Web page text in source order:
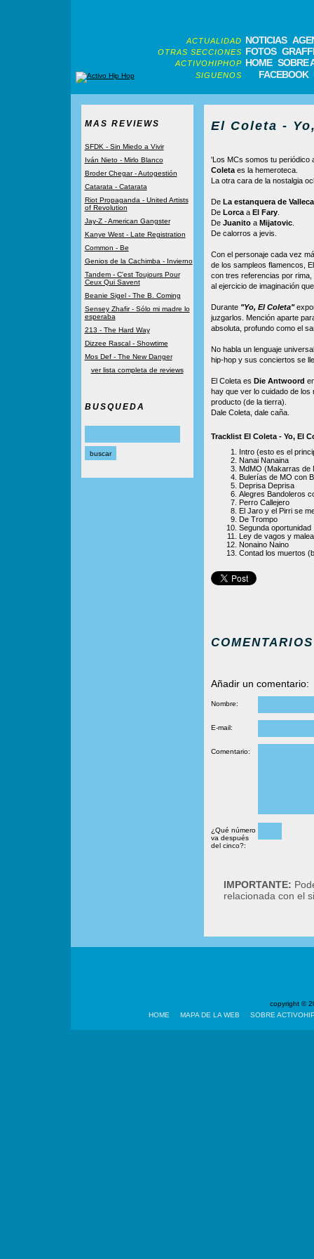
ACTUALIDAD NOTICIAS
OTRAS SECCIONES FOTOS
ACTIVOHIPHOP HOME SOBRE
SIGUENOS FACEBOOK
MAS REVIEWS
SFDK - Sin Miedo a Vivir
Iván Nieto - Mirlo Blanco
Broder Chegar - Autogestión
Catarata - Catarata
Riot Propaganda - United Artists
of Revolution
Jay-Z - American Gangster
Kanye West - Late Registration
Common - Be
Genios de la Cachimba - Invierno
Tandem - C'est Toujours Pour
Ceux Qui Savent
Beanie Sigel - The B. Coming
Sensey Zhafir - Sólo mi madre lo
esperaba
213 - The Hard Way
Dizzee Rascal - Showtime
Mos Def - The New Danger
ver lista completa de reviews
BUSQUEDA
El Coleta -
'Los MCs somos tu periódico
Coletaes la hemeroteca.
La otra cara de la nostalgia
De La estanquera de
De Lorcaa El Fary.
De Juanitoa Mijatovic.
De calorros a jevis.
Con el personaje cada vez
de los sampleos flamencos,
con tres referencias por rima,
al ejercicio de imaginación
Durante "Yo, El Coleta"
juzgarlos. Mención aparte
absoluta, profundo como el
No habla un lenguaje
hip-hop y sus conciertos se
El Coleta es Die Antwoord
hay que ver lo cuidado de los
producto (de la tierra).
Dale Coleta, dale caña.
Tracklist El Coleta - Yo, El
Intro (esto es el
Nanai Nanaina
MdMO (Makarras de
Bulerías de MO con
Deprisa Deprisa
Alegres Bandoleros
Perro Callejero
El Jaro y el Pirri se
De Trompo
Segunda oportunidad
Ley de vagos y
Nonaino Naino
Contad los muertos
COMENTARIOS
Añadir un comentario:
Nombre:
E-mail:
Comentario:
¿Qué número
va después
del cinco?:
IMPORTANTE:
relacionada con el
copyright ©
HOME
MAPA DE LA WEB SOBRE